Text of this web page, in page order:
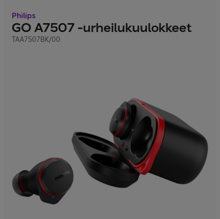
Philips
GO A7507 -urheilukuulokkeet
TAA7507BK/00